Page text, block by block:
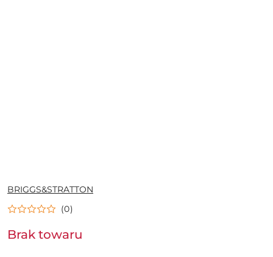
NAZWA
PRODUCENTA:
BRIGGS&STRATTON
(0)
Brak towaru